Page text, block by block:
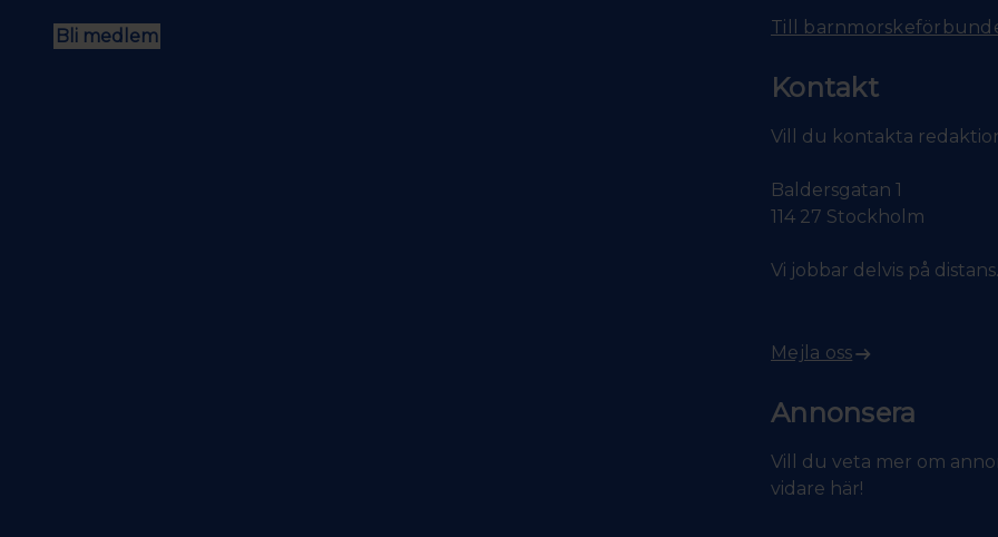
Bli medlem Till
Kontakt
Vill du kontakta
Baldersgatan 1
114 27 Stockholm
Vi jobbar delvis på
Mejla oss
Annonsera
Vill du veta mer om
vidare här!